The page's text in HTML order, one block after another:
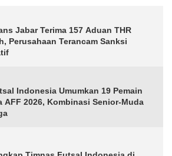
Jabar Terima 157 Aduan THR
Perusahaan Terancam Sanksi
Indonesia Umumkan 19 Pemain
AFF 2026, Kombinasi Senior-Muda